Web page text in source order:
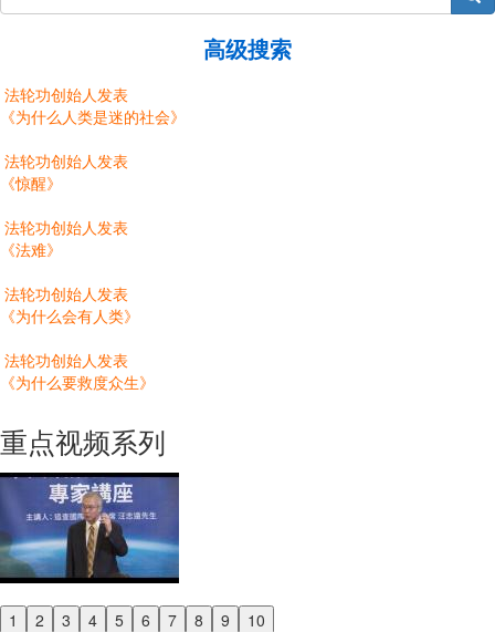
高级搜索
法轮功创始人发表
《为什么人类是迷的社会》
法轮功创始人发表
《惊醒》
法轮功创始人发表
《法难》
法轮功创始人发表
《为什么会有人类》
法轮功创始人发表
《为什么要救度众生》
重点视频系列
1 2 3 4 5 6 7 8 9 10